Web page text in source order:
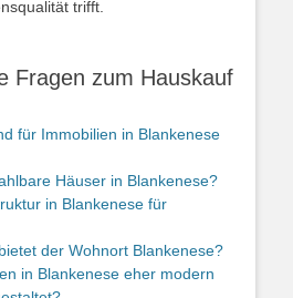
trifft.
Fragen zum Hauskauf
für Immobilien in Blankenese
Häuser in Blankenese?
in Blankenese für
der Wohnort Blankenese?
in Blankenese eher modern